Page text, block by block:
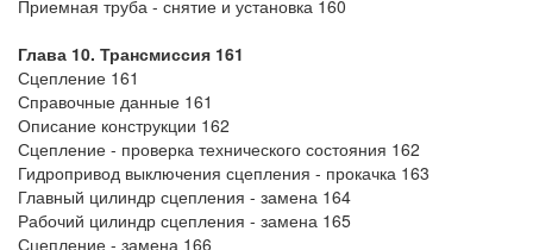
Приемная труба - снятие и установка 160
Глава 10. Трансмиссия 161
Сцепление 161
Справочные данные 161
Описание конструкции 162
Сцепление - проверка технического состояния 162
Гидропривод выключения сцепления - прокачка 163
Главный цилиндр сцепления - замена 164
Рабочий цилиндр сцепления - замена 165
Сцепление - замена 166